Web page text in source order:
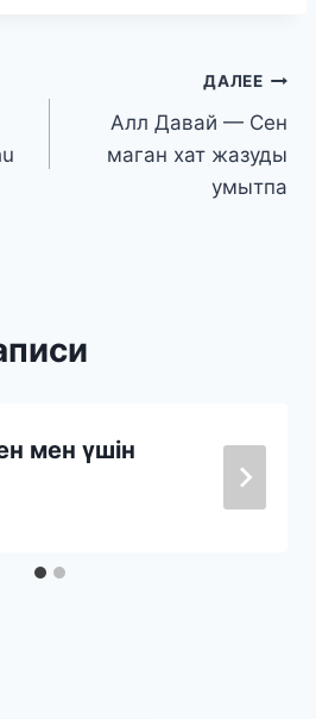
ДАЛЕЕ
Алл Давай — Сен
маган хат жазуды
умытпа
мен үшін